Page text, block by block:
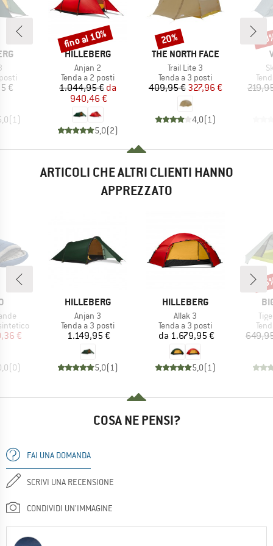
€
(1 )
MARCHIO
HILLEBERG
Articolo
Anjan 2
Gruppo di prodotti
Tenda a 2 posti
Prezzo
1.044,95 €Prezzo ridotto
da
940,46 €
5,0(2)
Sconto
fino al 10%
MARCHIO
THE NORTH FACE
Articolo
Trail Lite 3
Gruppo di prodotti
Tenda a 3 posti
Prezzo
409,95 €Prezzo ridotto
327,96 €
4,0(1 )
Sconto
20%
ARTICOLI CHE ALTRI CLIENTI HANNO
APPREZZATO
ridotto
€
(0)
MARCHIO
HILLEBERG
Articolo
Anjan 3
Gruppo di prodotti
Tenda a 3 posti
Prezzo
1.149,95 €
5,0(1)
MARCHIO
HILLEBERG
Articolo
Allak 3
Gruppo di prodotti
Tenda a 3 posti
Prezzo
da 1.679,95 €
5,0(1)
COSA NE PENSI?
FAI UNA DOMANDA
SCRIVI UNA RECENSIONE
CONDIVIDI UN'IMMAGINE